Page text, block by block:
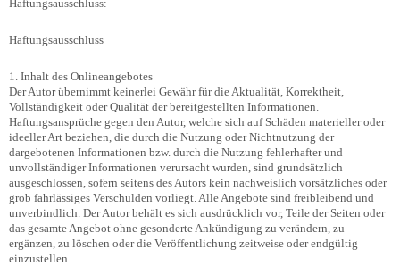
Haftungsausschluss:
Haftungsausschluss
1. Inhalt des Onlineangebotes
Der Autor übernimmt keinerlei Gewähr für die Aktualität, Korrektheit,
Vollständigkeit oder Qualität der bereitgestellten Informationen.
Haftungsansprüche gegen den Autor, welche sich auf Schäden materieller oder
ideeller Art beziehen, die durch die Nutzung oder Nichtnutzung der
dargebotenen Informationen bzw. durch die Nutzung fehlerhafter und
unvollständiger Informationen verursacht wurden, sind grundsätzlich
ausgeschlossen, sofern seitens des Autors kein nachweislich vorsätzliches oder
grob fahrlässiges Verschulden vorliegt. Alle Angebote sind freibleibend und
unverbindlich. Der Autor behält es sich ausdrücklich vor, Teile der Seiten oder
das gesamte Angebot ohne gesonderte Ankündigung zu verändern, zu
ergänzen, zu löschen oder die Veröffentlichung zeitweise oder endgültig
einzustellen.